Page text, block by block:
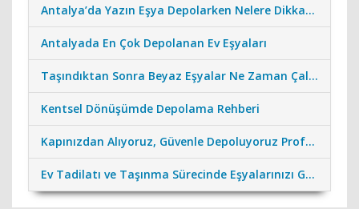
Antalya’da Yazın Eşya Depolarken Nelere Dikkat Edilmeli?
Antalyada En Çok Depolanan Ev Eşyaları
Taşındıktan Sonra Beyaz Eşyalar Ne Zaman Çalıştırılmalı?
Kentsel Dönüşümde Depolama Rehberi
Kapınızdan Alıyoruz, Güvenle Depoluyoruz Profesyonel Nakliye Desteği
Ev Tadilatı ve Taşınma Sürecinde Eşyalarınızı Güvenceye Alın